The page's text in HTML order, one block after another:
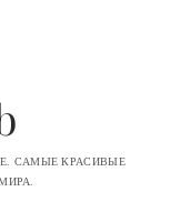
САМЫЕ КРАСИВЫЕ